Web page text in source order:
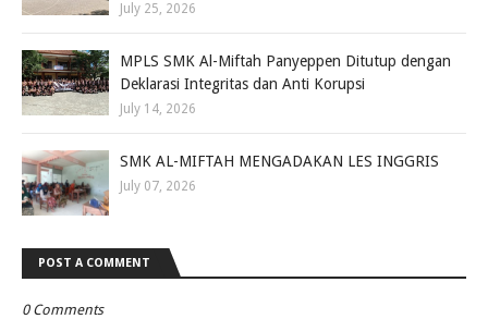
July 25, 2026
MPLS SMK Al-Miftah Panyeppen Ditutup dengan
Deklarasi Integritas dan Anti Korupsi
July 14, 2026
SMK AL-MIFTAH MENGADAKAN LES INGGRIS
July 07, 2026
POST A COMMENT
0 Comments